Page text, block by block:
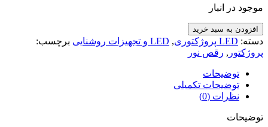
موجود در انبار
پروژکتور
50
وات
برقی
رنگ
نوری
مهتابی
افزودن به سبد خرید
دسته: LED پروژکتوری , LED و تجهیزات روشنایی
برچسب:
پروژکتور , رقص نور
توضیحات
توضیحات تکمیلی
نظرات (0)
توضیحات